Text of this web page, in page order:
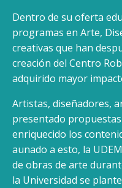
Dentro de su oferta
programas en Arte,
creativas que han
creación del Centro
adquirido mayor
Artistas, diseñadores,
presentado
enriquecido los
aunado a esto, la
de obras de arte
la Universidad se